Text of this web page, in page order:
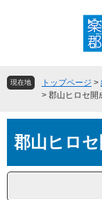
頭
飛
へ
現在地 トップページ >
> 郡山ヒロセ開
文郡山ヒロ